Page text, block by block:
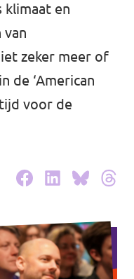
klimaat en
zeker meer of
de ‘American
voor de